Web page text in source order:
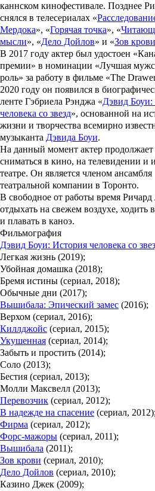
каннском кинофестивале. Позднее
снялся в телесериалах «
Мердока», «Горячая точка», «
мысли», «Дело Дойлов» и «Зов крови
В 2017 году актер был удостоен «
премии» в номинации «Лучшая
роль» за работу в фильме «The
2020 году он появился в
ленте Гэбриела Рэнджа «Дэвид Боуи:
человека со звезд», основанной на
жизни и творчества всемирно
музыканта Дэвида Боуи.
На данный момент актер продолжает
сниматься в кино, на телевидении и
театре. Он является членом ансамбля
театральной компании в Торонто.
В свободное от работы время
отдыхать на свежем воздухе, ходить
и плавать в каноэ.
Фильмография
Дэвид Боуи: История человека со
Легкая жизнь (2019);
Убойная домашка (2018);
Бремя истины (сериал, 2018);
Обычные дни (2017);
Вышибала: Эпический замес (2016);
Верхом (сериал, 2016);
Киллджойс (сериал, 2015);
Укушенная (сериал, 2014);
Забыть и простить (2014);
Соло (2013);
Бестия (сериал, 2013);
Молли Максвелл (2013);
Перевозчик (сериал, 2012);
В надежде на спасение (сериал, 2012);
Фирма (сериал, 2012);
Форс-мажоры (сериал, 2011);
Вышибала (2011);
Зов крови (сериал, 2010);
Дело Дойлов (сериал, 2010);
Казино Джек (2009);